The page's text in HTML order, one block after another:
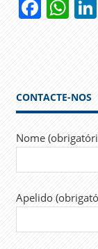
CONTACTE-NOS
Nome
Apelido